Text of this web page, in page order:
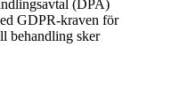
(DPA)
GDPR-kraven för
behandling sker